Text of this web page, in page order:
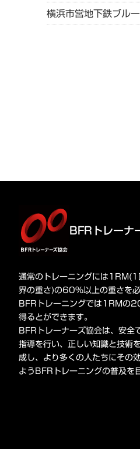
横浜市営地下鉄ブル
BFRトレーナ
通常のトレーニングには
界の重さ)の60%以上の重さを
BFRトレーニングでは1RMの
得るとができます。
BFRトレーナーズ協会は、安全
指導を行い、正しい知識と技術
成し、より多くの人たちにその
ようBFRトレーニングの普及を